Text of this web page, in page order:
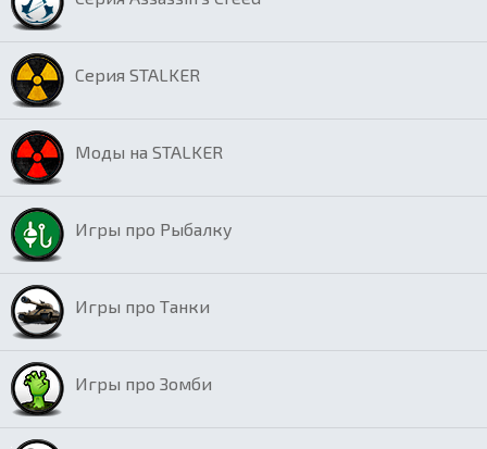
Серия STALKER
Моды на STALKER
Игры про Рыбалку
Игры про Танки
Игры про Зомби